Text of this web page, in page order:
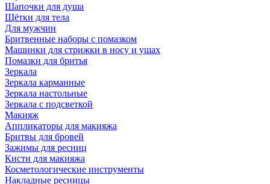
Шапочки для душа
Щётки для тела
Для мужчин
Бритвенные наборы с помазком
Машинки для стрижки в носу и ушах
Помазки для бритья
Зеркала
Зеркала карманные
Зеркала настольные
Зеркала с подсветкой
Макияж
Аппликаторы для макияжа
Бритвы для бровей
Зажимы для ресниц
Кисти для макияжа
Косметологические инструменты
Накладные ресницы